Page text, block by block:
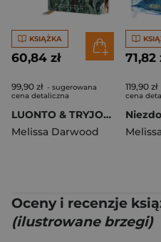
KSIĄŻKA
60,84 zł
99,90 zł - sugerowana
cena detaliczna
LUONTO & TRYJON. Wydanie specjalne (ilustrowane brzegi)
Melissa Darwood
71,82
119,90 zł
cena
Oceny i recenzje
(ilustrowane brzegi)